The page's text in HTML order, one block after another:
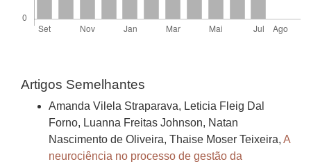
Artigos Semelhantes
Amanda Vilela Straparava, Leticia Fleig Dal
Forno, Luanna Freitas Johnson, Natan
Nascimento de Oliveira, Thaise Moser Teixeira, A
neurociência no processo de gestão da